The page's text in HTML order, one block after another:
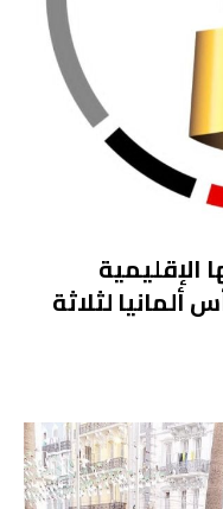
الإقليمية
لثلاثة